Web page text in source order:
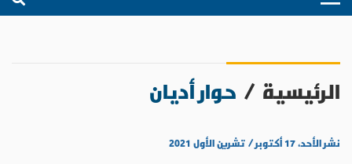
الرئيسية / حوار أديان
نشر الأحد، ١٧ أكتوبر / تشرين الأول ٢٠٢١